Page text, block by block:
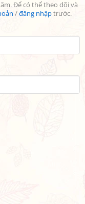
Để có thể theo dõi và
/đăng nhậptrước.